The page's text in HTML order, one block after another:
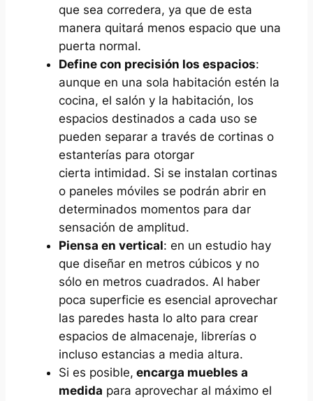
que sea corredera, ya que de esta
manera quitará menos espacio que una
puerta normal.
Define con precisión los espacios:
aunque en una sola habitación estén la
cocina, el salón y la habitación, los
espacios destinados a cada uso se
pueden separar a través de cortinas o
estanterías para otorgar
cierta intimidad. Si se instalan cortinas
o paneles móviles se podrán abrir en
determinados momentos para dar
sensación de amplitud.
Piensa en vertical: en un estudio hay
que diseñar en metros cúbicos y no
sólo en metros cuadrados. Al haber
poca superficie es esencial aprovechar
las paredes hasta lo alto para crear
espacios de almacenaje, librerías o
incluso estancias a media altura.
Si es posible, encarga muebles a
medida para aprovechar al máximo el